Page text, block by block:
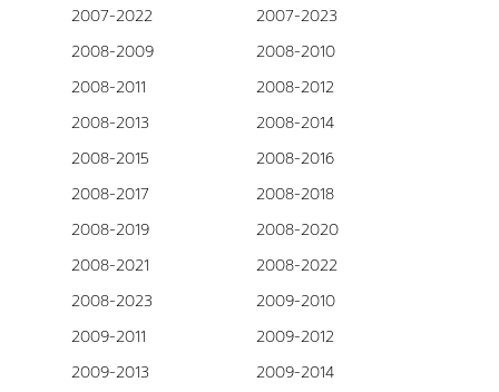
2007-2022
2007-2023
2008-2009
2008-2010
2008-2011
2008-2012
2008-2013
2008-2014
2008-2015
2008-2016
2008-2017
2008-2018
2008-2019
2008-2020
2008-2021
2008-2022
2008-2023
2009-2010
2009-2011
2009-2012
2009-2013
2009-2014